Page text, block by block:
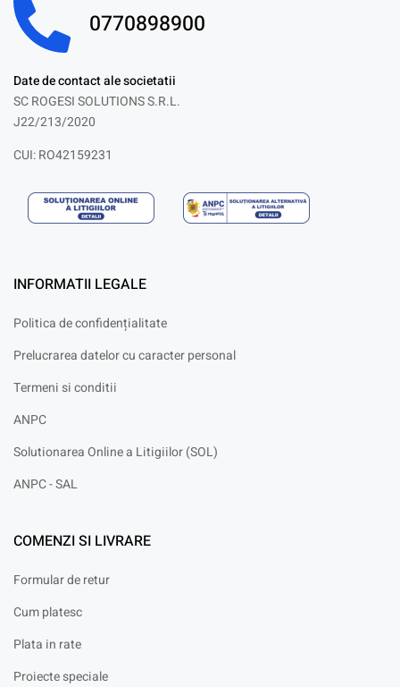
0770898900
Date de contact ale societatii
SC ROGESI SOLUTIONS S.R.L.
J22/213/2020
CUI: RO42159231
INFORMATII LEGALE
Politica de confidențialitate
Prelucrarea datelor cu caracter personal
Termeni si conditii
ANPC
Solutionarea Online a Litigiilor (SOL)
ANPC - SAL
COMENZI SI LIVRARE
Formular de retur
Cum platesc
Plata in rate
Proiecte speciale